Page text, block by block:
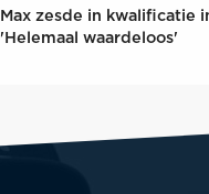
Max zesde in kwalificatie
'Helemaal waardeloos'